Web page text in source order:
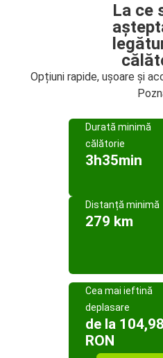
La ce
Opțiuni rapide, ușoare și
Durată minimă
călătorie
3h35min
Distanță minimă
279 km
Cea mai ieftină
deplasare
de la 104,98
RON